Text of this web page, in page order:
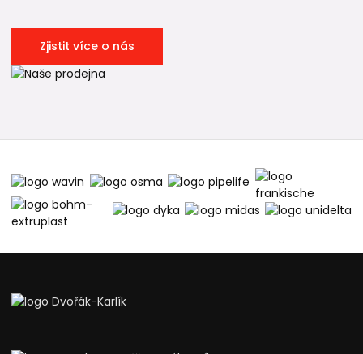
Zjistit více o nás